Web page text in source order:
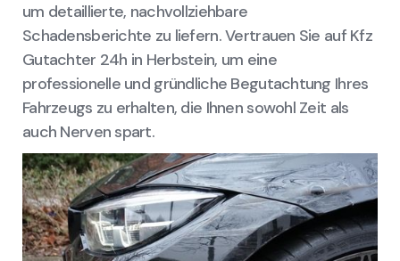
um detaillierte, nachvollziehbare
Schadensberichte zu liefern. Vertrauen Sie auf Kfz
Gutachter 24h in Herbstein, um eine
professionelle und gründliche Begutachtung Ihres
Fahrzeugs zu erhalten, die Ihnen sowohl Zeit als
auch Nerven spart.